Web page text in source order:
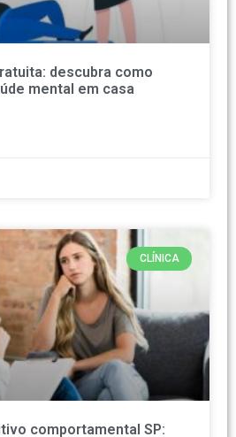
descubra como
mental em casa
CLÍNICA
comportamental SP: